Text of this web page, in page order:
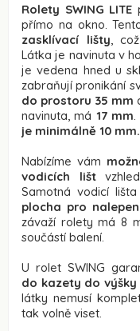
Rolety SWING LITE
přímo na okno.
zasklívací lišty,
Látka je navinuta v
je vedena hned u
zabraňují pronikání
do prostoru 35 mm
navinuta, má 17 mm.
je minimálně 10 mm.
Nabízíme vám
vodicích lišt
Samotná vodicí
plocha pro
závaží rolety má 8
součástí balení.
U rolet SWING
do kazety do výšky
látky nemusí
tak volně viset.